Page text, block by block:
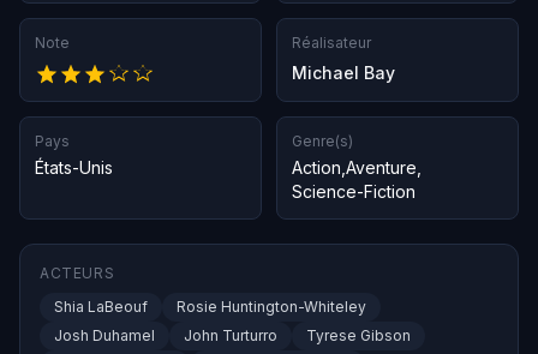
Note Réalisateur
Michael Bay
Pays
États-Unis
Genre(s)
Action Aventure
Science-Fiction
ACTEURS
Shia LaBeouf
Rosie Huntington-Whiteley
Josh Duhamel
John Turturro
Tyrese Gibson